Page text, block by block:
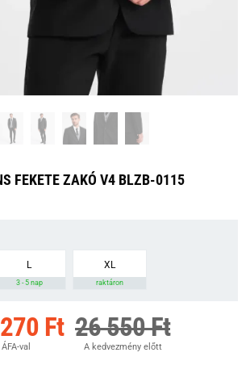
FEKETE ZAKÓ V4 BLZB-0115
L
3 - 5 nap
XL
raktáron
Ft
ÁFA-val
26 550 Ft
A kedvezmény előtt